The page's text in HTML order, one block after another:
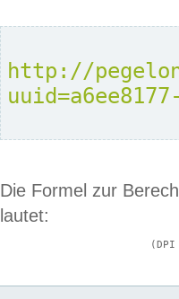
http://
Die Formel zur
lautet: